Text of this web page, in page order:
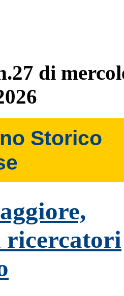
di
Storico
ricercatori